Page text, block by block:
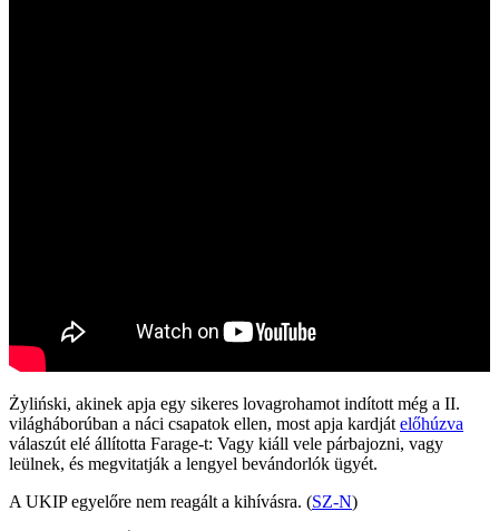
Żyliński, akinek apja egy sikeres lovagrohamot indított még a II.
világháborúban a náci csapatok ellen, most apja kardját előhúzva
válaszút elé állította Farage-t: Vagy kiáll vele párbajozni, vagy
leülnek, és megvitatják a lengyel bevándorlók ügyét.
A UKIP egyelőre nem reagált a kihívásra. (SZ-N)